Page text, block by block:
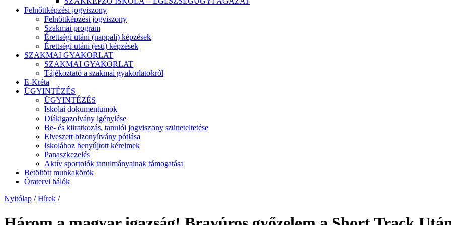
Felnőttképzési jogviszony
Felnőttképzési jogviszony
Szakmai program
Érettségi utáni (nappali) képzések
Érettségi utáni (esti) képzések
SZAKMAI GYAKORLAT
SZAKMAI GYAKORLAT
Tájékoztató a szakmai gyakorlatokról
E-Kréta
ÜGYINTÉZÉS
ÜGYINTÉZÉS
Iskolai dokumentumok
Diákigazolvány igénylése
Be- és kiiratkozás, tanulói jogviszony szüneteltetése
Elveszett bizonyítvány pótlása
Iskolához benyújtott kérelmek
Panaszkezelés
Aktív sportolók tanulmányainak támogatása
Betöltött munkakörök
Óratervi hálók
Nyitólap / Hírek /